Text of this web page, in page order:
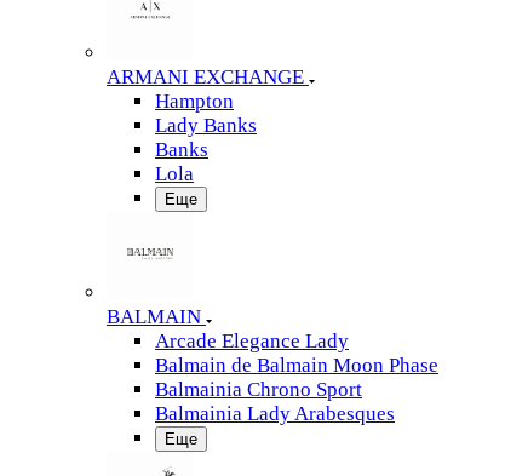
ARMANI EXCHANGE
Hampton
Lady Banks
Banks
Lola
Еще
BALMAIN
Arcade Elegance Lady
Balmain de Balmain Moon Phase
Balmainia Chrono Sport
Balmainia Lady Arabesques
Еще